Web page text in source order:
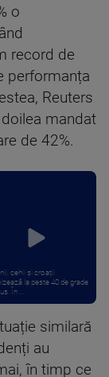
o
record de
performanța
Reuters
mandat
de 42%.
cehii și croații
la peste 40 de grade
În ...
similară
au
în timp ce